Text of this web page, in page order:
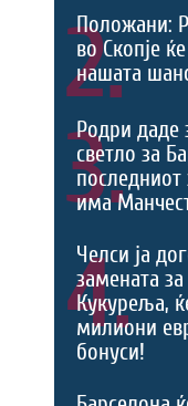
2.
Положани:
во Скопје
нашата
3.
Родри даде
светло за
последниот
има
4.
Челси ја
замената за
Кукуреља,
милиони
бонуси!